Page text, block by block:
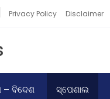
Privacy Policy Disclaimer
– ବିଦେଶ ସ୍ପେଶାଲ